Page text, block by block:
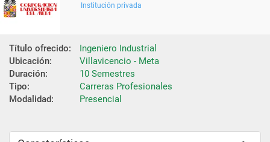
Institución privada
Título ofrecido:
Ingeniero Industrial
Ubicación:
Villavicencio - Meta
Duración:
10 Semestres
Tipo:
Carreras Profesionales
Modalidad:
Presencial